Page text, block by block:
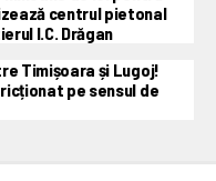
centrul pietonal
I.C. Drăgan
Timișoara și Lugoj!
pe sensul de